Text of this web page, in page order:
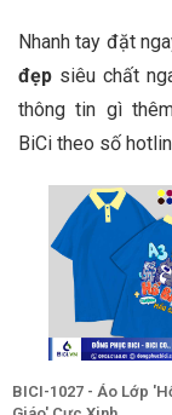
Nhanh tay đặt
đẹp siêu chất
thông tin gì
BiCi theo số
BICI-1027 - Áo Lớp